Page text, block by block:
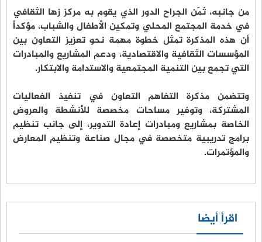
من جانبه، ثمّن الجراح الدور الذي يقوم به مركز زها الثقافي
في خدمة المجتمع المحلي وتمكين الأطفال والشباب، مؤكداً
أن هذه المذكرة تمثل خطوة مهمة نحو تعزيز التعاون بين
المؤسسات الثقافية والاقتصادية، ودعم المشاريع والمبادرات
التي تجمع بين التنمية المجتمعية والاستدامة والابتكار.
وتتضمن مذكرة التفاهم التعاون في تنفيذ الفعاليات
المشتركة، وتوفير مساحات مخصصة للأنشطة والعروض
الخاصة بمشاريع ومبادرات إعادة التدوير، إلى جانب تنظيم
برامج تدريبية متخصصة في مجال صناعة وتنظيم المعارض
والمؤتمرات.
اقرأ أيضا